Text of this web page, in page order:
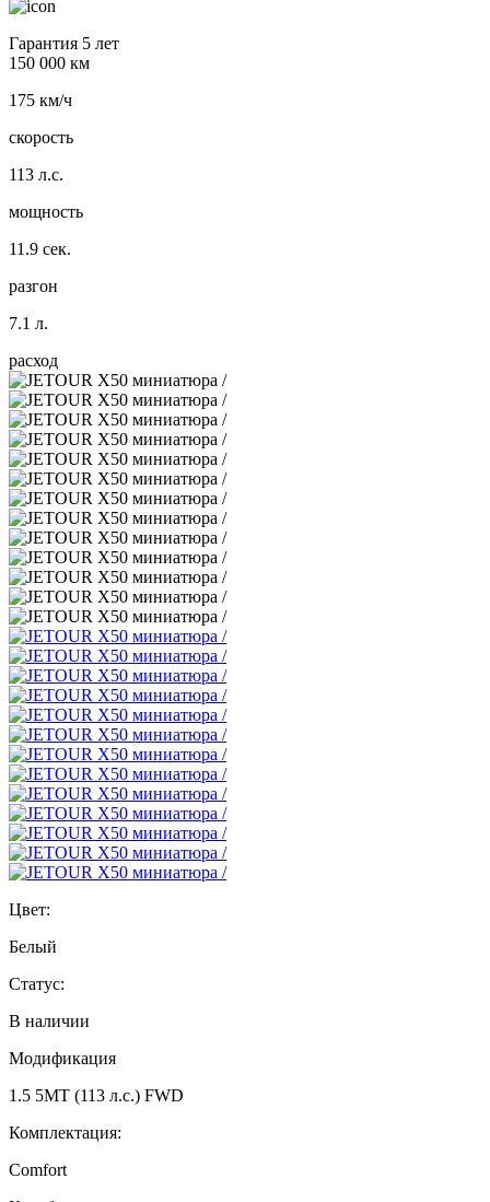
Гарантия 5 лет
150 000 км
175 км/ч
скорость
113 л.с.
мощность
11.9 сек.
разгон
7.1 л.
расход
Цвет:
Белый
Статус:
В наличии
Модификация
1.5 5MT (113 л.с.) FWD
Комплектация:
Comfort